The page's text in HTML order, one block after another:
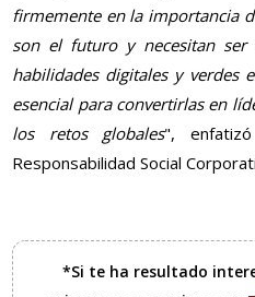
firmemente en la importancia
son el futuro y necesitan ser
habilidades digitales y verdes
esencial para convertirlas en
los retos globales",
Responsabilidad Social
*Si te ha resultado